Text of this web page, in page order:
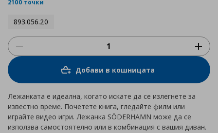
2100 точки
893.056.20
Добави в кошницата
Лежанката е идеална, когато искате да се излегнете за
известно време. Почетете книга, гледайте филм или
играйте видео игри. Лежанка SÖDERHAMN може да се
използва самостоятелно или в комбинация с вашия диван.